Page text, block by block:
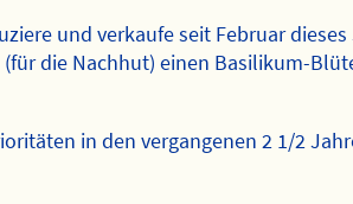
und verkaufe seit Februar dieses
(für die Nachhut) einen Basilikum-
in den vergangenen 2 1/2